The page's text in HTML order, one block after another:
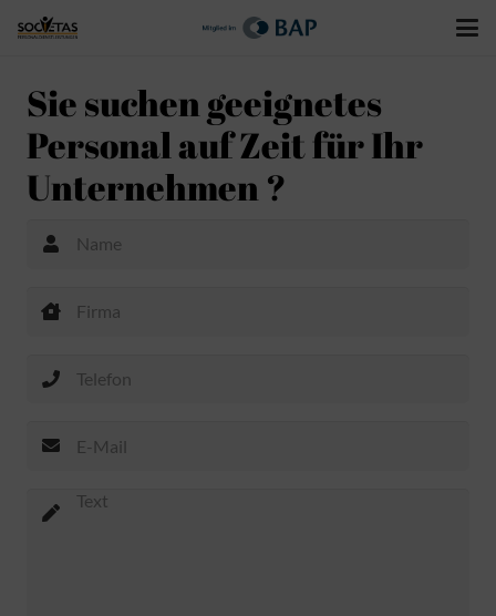
Sie suchen geeignetes
Personal auf Zeit für Ihr
Unternehmen ?